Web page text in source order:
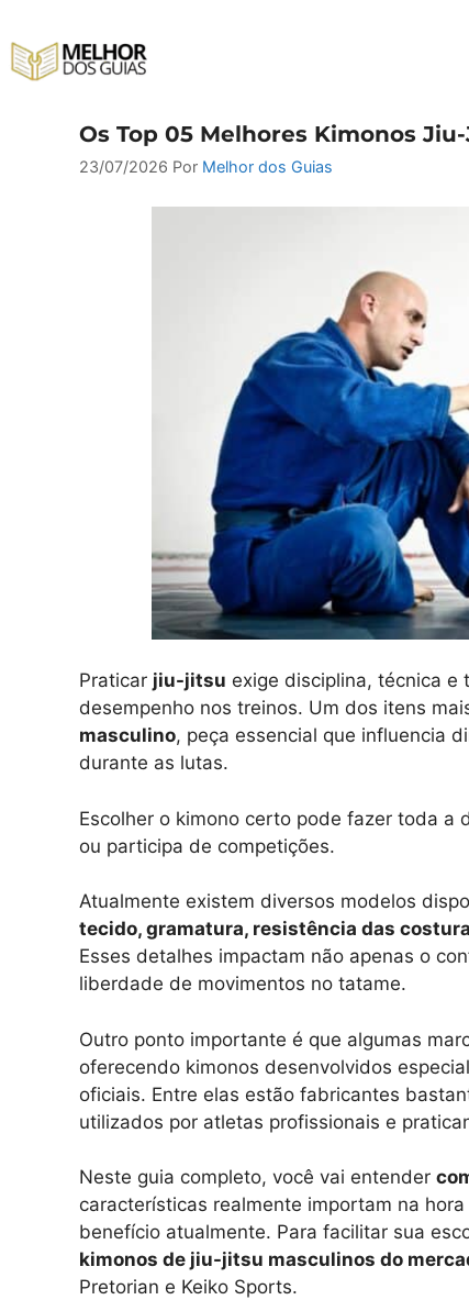
para
Os Top 05 Melhores Kimonos
23/07/2026 Por Melhor dos Guias
Praticar jiu-jitsu exige disciplina, técnica e
desempenho nos treinos. Um dos itens
masculino, peça essencial que influencia
durante as lutas.
Escolher o kimono certo pode fazer toda a
ou participa de competições.
Atualmente existem diversos modelos
tecido, gramatura, resistência das
Esses detalhes impactam não apenas o
liberdade de movimentos no tatame.
Outro ponto importante é que algumas
oferecendo kimonos desenvolvidos
oficiais. Entre elas estão fabricantes
utilizados por atletas profissionais e
Neste guia completo, você vai entender
características realmente importam na
benefício atualmente. Para facilitar sua
kimonos de jiu-jitsu masculinos do
Pretorian e Keiko Sports.